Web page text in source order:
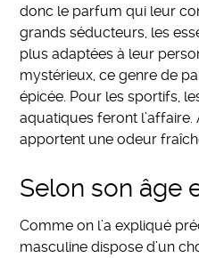
donc le parfum qui leur
grands séducteurs, les
plus adaptées à leur
mystérieux, ce genre de
épicée. Pour les sportifs,
aquatiques feront
apportent une odeur
Selon son âge
Comme on l’a expliqué
masculine dispose d’un